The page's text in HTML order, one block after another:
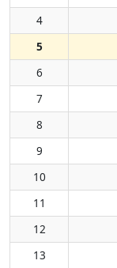
4
5
6
7
8
9
10
11
12
13